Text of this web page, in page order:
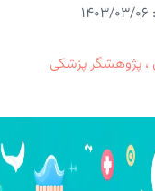
، پژوهشگر پزشکی